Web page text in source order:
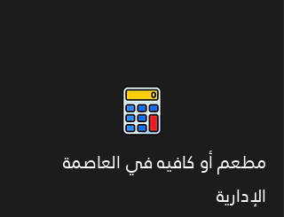
مطعم أو كافيه في العاصمة
الإدارية